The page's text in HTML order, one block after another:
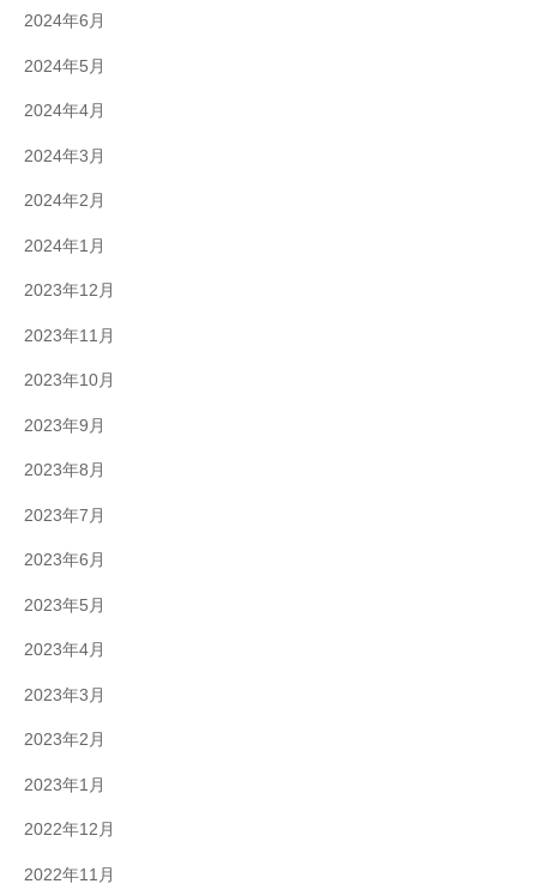
2024年6月
2024年5月
2024年4月
2024年3月
2024年2月
2024年1月
2023年12月
2023年11月
2023年10月
2023年9月
2023年8月
2023年7月
2023年6月
2023年5月
2023年4月
2023年3月
2023年2月
2023年1月
2022年12月
2022年11月